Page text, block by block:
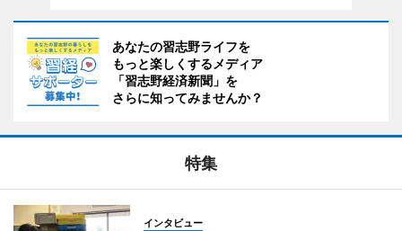
あなたの習志野ライフを
もっと楽しくするメディア
「習志野経済新聞」を
さらに知ってみませんか？
特集
インタビュー